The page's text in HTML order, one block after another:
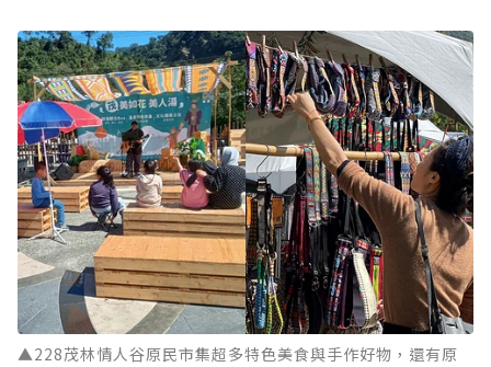
▲228茂林情人谷原民市集超多特色美食與手作好物，還有原